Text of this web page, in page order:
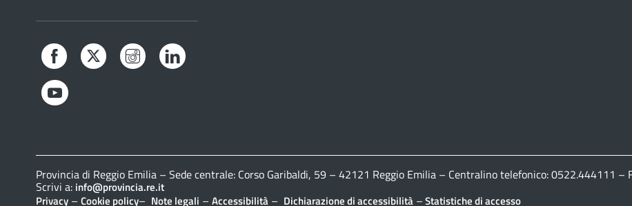
Facebook Twitter Instagram
Provincia di Reggio Emilia – Sede centrale: Corso Garibaldi, 59 – 42121 Reggio Emilia – Centralino telefonico: 0522.444111 –
Scrivi a: info@provincia.re.it
Privacy – Cookie policy– Note legali – Accessibilità – Dichiarazione di accessibilità –Statistiche di accesso